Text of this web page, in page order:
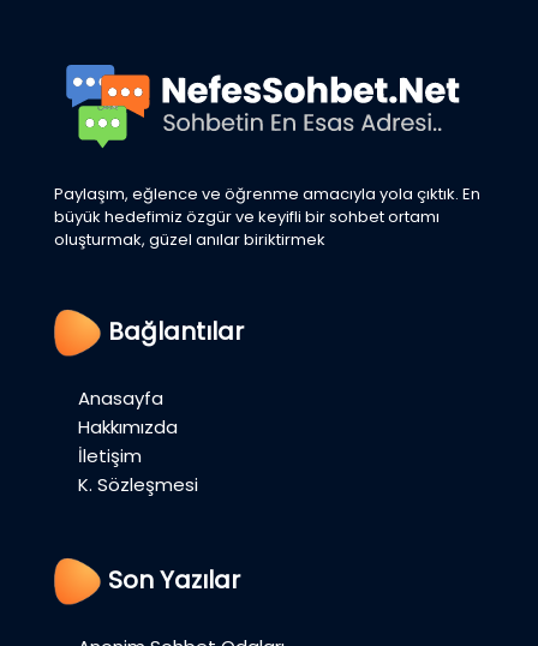
Paylaşım, eğlence ve öğrenme amacıyla yola çıktık. En
büyük hedefimiz özgür ve keyifli bir sohbet ortamı
oluşturmak, güzel anılar biriktirmek
Bağlantılar
Anasayfa
Hakkımızda
İletişim
K. Sözleşmesi
Son Yazılar